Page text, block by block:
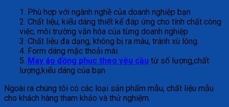
1. Phù hợp với ngành nghề của doanh nghiệp bạn
2. Chất liệu, kiểu dáng thiết kế đáp ứng cho tính chất công
việc, môi trường văn hóa của từng doanh nghiệp
3. Chất liệu đa dạng, không bị ra màu, tránh xù lông.
4. Form dáng mặc thoải mái.
5. May áo đồng phục theo yêu cầu từ số lượng,chất
lượng,kiểu dáng của bạn
Ngoài ra chúng tôi có các loại sản phẩm mẫu, chất liệu mẫu
cho khách hàng tham khảo và thử nghiệm.